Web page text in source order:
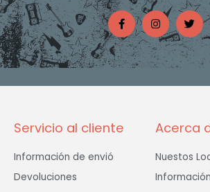
F
a
c
e
b
o
o
I
n
s
t
a
g
r
T
w
i
t
t
e
Servicio al cliente
Información de envió
Devoluciones
Acerca
Nuestos